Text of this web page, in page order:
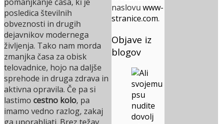
naslovuwww-
stranice.com.
Objave iz
blogov
posledica številnih
obveznosti in drugih
dejavnikov modernega
življenja. Tako nam morda
zmanjka časa za obisk
telovadnice, hojo na daljše
sprehode in druga zdrava in
aktivna opravila. Če pa si
lastimo cestno kolo, pa
imamo vedno razlog, zakaj